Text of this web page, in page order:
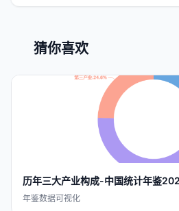
猜你喜欢
历年三大产业构成-中国统计年鉴
年鉴数据可视化